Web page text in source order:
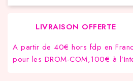
LIVRAISON OFFERTE
A partir de 40€ hors fdp en
pour les DROM-COM,100€ à